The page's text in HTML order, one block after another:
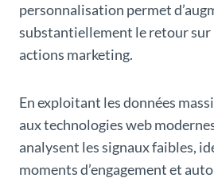
personnalisation permet
substantiellement le retour sur
actions marketing.
En exploitant les données
aux technologies web
analysent les signaux faibles,
moments d’engagement et